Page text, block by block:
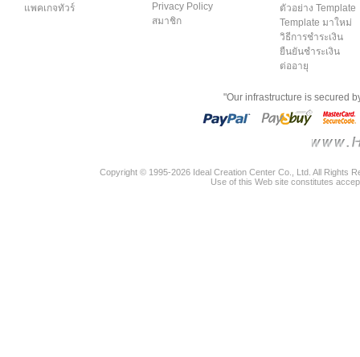
แพคเกจทัวร์
Privacy Policy
สมาชิก
ตัวอย่าง Template
Template มาใหม่
วิธีการชำระเงิน
ยืนยันชำระเงิน
ต่ออายุ
"Our infrastructure is secured
Copyright © 1995-2026 Ideal Creation Center Co., Ltd. All Rights
Use of this Web site constitutes